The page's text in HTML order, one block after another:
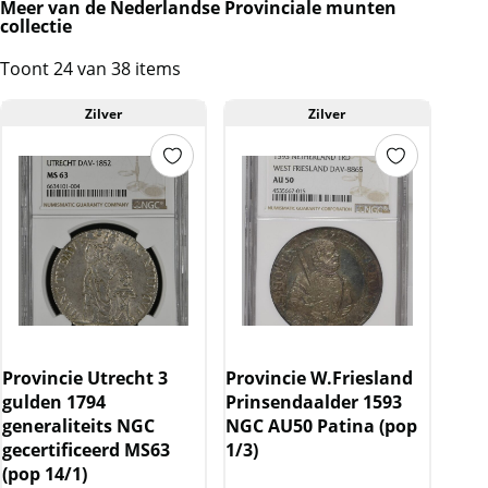
Meer van de Nederlandse Provinciale munten
collectie
Toont 24 van 38 items
Zilver
Provincie Utrecht 3
gulden 1794
generaliteits NGC
gecertificeerd MS63
(pop 14/1)
Zilver
Provincie W.Friesland
Prinsendaalder 1593
NGC AU50 Patina (pop
1/3)